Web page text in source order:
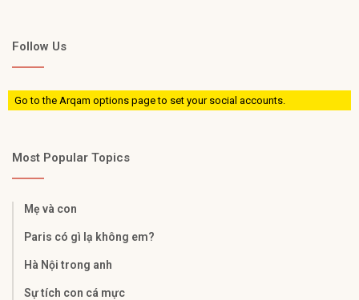
Follow Us
Go to the Arqam options page to set your social accounts.
Most Popular Topics
Mẹ và con
Paris có gì lạ không em?
Hà Nội trong anh
Sự tích con cá mực